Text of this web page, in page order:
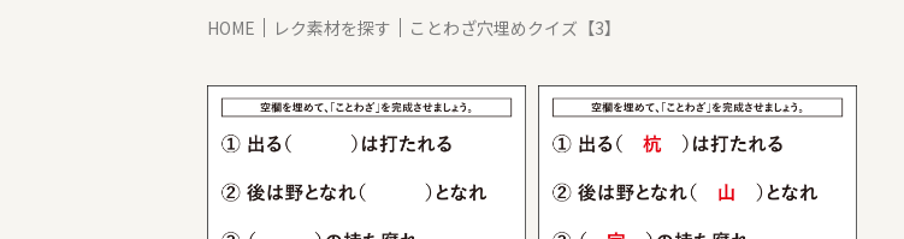
HOME レク素材を探す ことわざ穴埋めクイズ【3】